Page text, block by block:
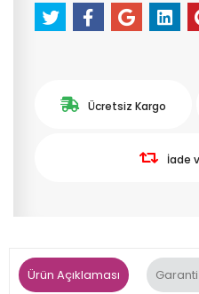
Ücretsiz Kargo
İade
Ürün Açıklaması